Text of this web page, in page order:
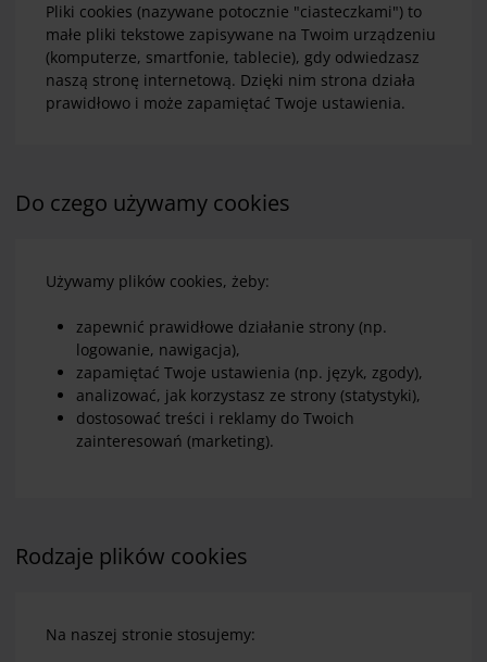
Pliki cookies (nazywane potocznie "ciasteczkami") to
małe pliki tekstowe zapisywane na Twoim urządzeniu
(komputerze, smartfonie, tablecie), gdy odwiedzasz
naszą stronę internetową. Dzięki nim strona działa
prawidłowo i może zapamiętać Twoje ustawienia.
Do czego używamy cookies
Używamy plików cookies, żeby:
zapewnić prawidłowe działanie strony (np.
logowanie, nawigacja),
zapamiętać Twoje ustawienia (np. język, zgody),
analizować, jak korzystasz ze strony (statystyki),
dostosować treści i reklamy do Twoich
zainteresowań (marketing).
Rodzaje plików cookies
Na naszej stronie stosujemy: